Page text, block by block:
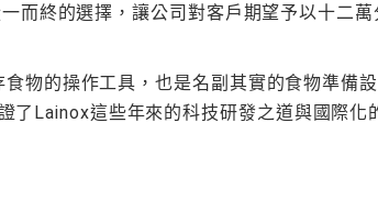
而終的選擇，讓公司對客戶期望予以十二
物的操作工具，也是名副其實的食物準備
Lainox這些年來的科技研發之道與國際化